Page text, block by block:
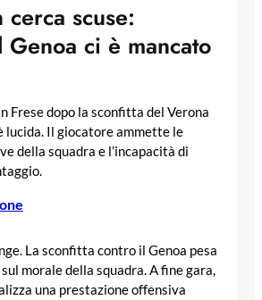
cerca scuse:
Genoa ci è mancato
Frese dopo la sconfitta del Verona
lucida. Il giocatore ammette le
della squadra e l’incapacità di
La sconfitta contro il Genoa pesa
morale della squadra. A fine gara,
una prestazione offensiva